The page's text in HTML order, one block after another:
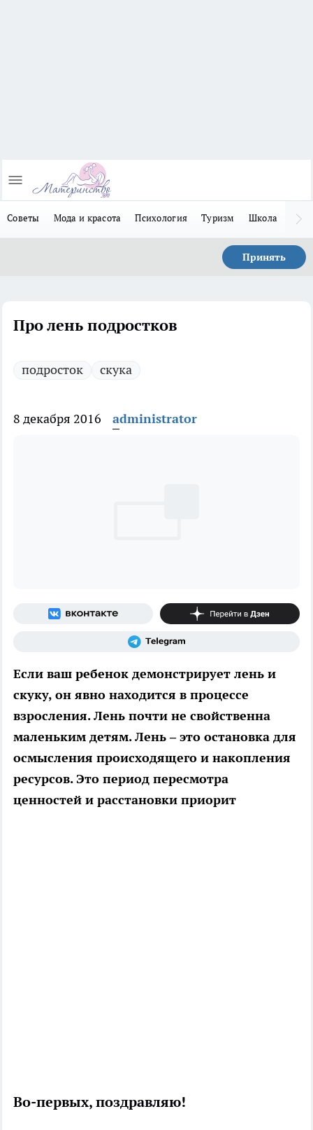
Советы Мода и красота Психология Туризм Школа
Принять
Про лень подростков
подросток скука
8 декабря 2016 administrator
Если ваш ребенок демонстрирует лень и
скуку, он явно находится в процессе
взросления. Лень почти не свойственна
маленьким детям. Лень – это остановка для
осмысления происходящего и накопления
ресурсов. Это период пересмотра
ценностей и расстановки приорит
Во-первых, поздравляю!